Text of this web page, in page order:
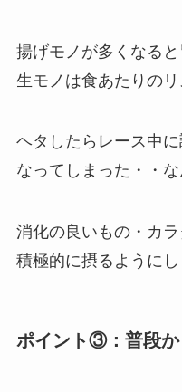
揚げモノが多くなると
生モノは食あたりのリ
ヘタしたらレース中
なってしまった・・な
消化の良いもの・カ
積極的に摂るようにし
ポイント③：普段か